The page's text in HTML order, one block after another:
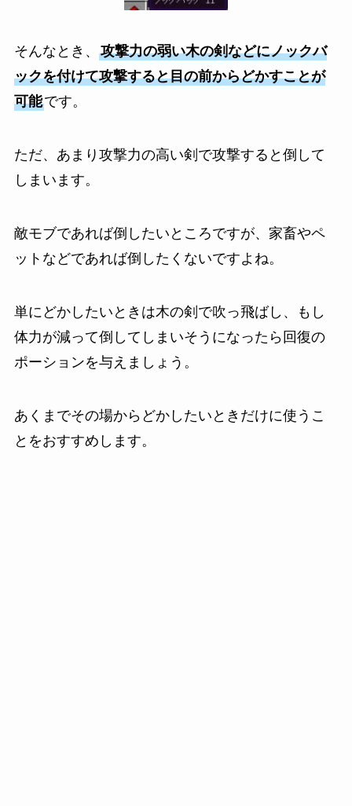
そんなとき、 攻撃力の弱い木の剣などにノックバ
ックを付けて攻撃すると目の前からどかすことが
可能です。
ただ、あまり攻撃力の高い剣で攻撃すると倒して
しまいます。
敵モブであれば倒したいところですが、家畜やペ
ットなどであれば倒したくないですよね。
単にどかしたいときは木の剣で吹っ飛ばし、もし
体力が減って倒してしまいそうになったら回復の
ポーションを与えましょう。
あくまでその場からどかしたいときだけに使うこ
とをおすすめします。